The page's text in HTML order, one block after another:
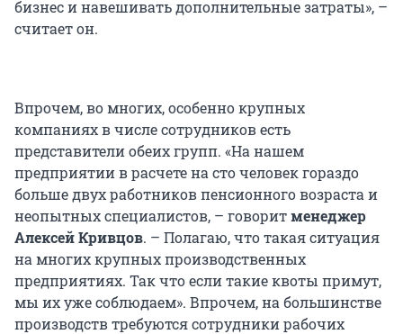
бизнес и навешивать дополнительные затраты», –
считает он.
Впрочем, во многих, особенно крупных
компаниях в числе сотрудников есть
представители обеих групп. «На нашем
предприятии в расчете на сто человек гораздо
больше двух работников пенсионного возраста и
неопытных специалистов, – говоритменеджер
Алексей Кривцов. – Полагаю, что такая ситуация
на многих крупных производственных
предприятиях. Так что если такие квоты примут,
мы их уже соблюдаем». Впрочем, на большинстве
производств требуются сотрудники рабочих